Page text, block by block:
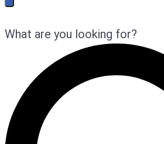
What are you looking for?